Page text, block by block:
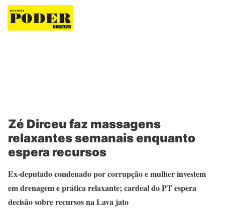
Revista Poder
Zé Dirceu faz massagens
relaxantes semanais enquanto
espera recursos
Ex-deputado condenado por corrupção e mulher investem
em drenagem e prática relaxante; cardeal do PT espera
decisão sobre recursos na Lava jato